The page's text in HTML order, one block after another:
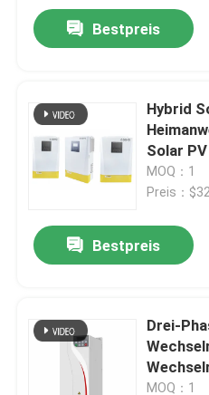
Bestpreis
Hybrid
Solar
MOQ：1
Preis：
Bestpreis
Drei-
MOQ：1